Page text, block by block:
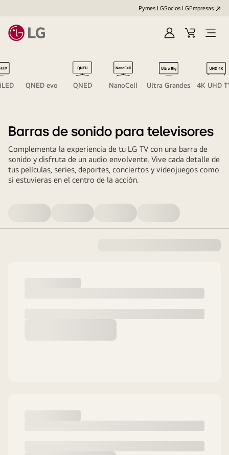
Pymes LGSocios LGEmpresas
IniciarCarritoOpen
QNED evo QNED NanoCell Ultra Grandes 4K UHD
Barras de sonido para televisores
Complementa la experiencia de tu LG TV con una barra de
sonido y disfruta de un audio envolvente. Vive cada detalle de
tus películas, series, deportes, conciertos y videojuegos como
si estuvieras en el centro de la acción.